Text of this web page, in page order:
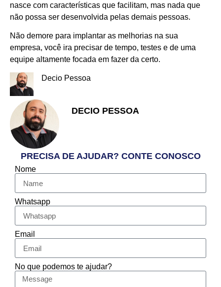
nasce com características que facilitam, mas nada que
não possa ser desenvolvida pelas demais pessoas.
Não demore para implantar as melhorias na sua
empresa, você ira precisar de tempo, testes e de uma
equipe altamente focada em fazer da certo.
Decio Pessoa
DECIO PESSOA
PRECISA DE AJUDAR? CONTE CONOSCO
Nome
Whatsapp
Email
No que podemos te ajudar?